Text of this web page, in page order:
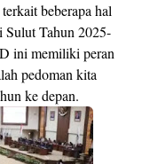
beberapa hal
Sulut Tahun 2025-
ini memiliki peran
pedoman kita
ke depan.